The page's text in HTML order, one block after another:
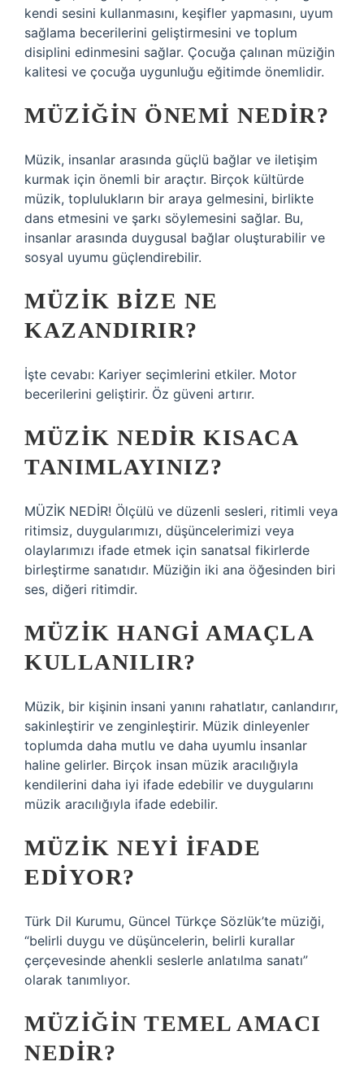
kendi sesini kullanmasını, keşifler yapmasını, uyum
sağlama becerilerini geliştirmesini ve toplum
disiplini edinmesini sağlar. Çocuğa çalınan müziğin
kalitesi ve çocuğa uygunluğu eğitimde önemlidir.
MÜZIĞIN ÖNEMI NEDIR?
Müzik, insanlar arasında güçlü bağlar ve iletişim
kurmak için önemli bir araçtır. Birçok kültürde
müzik, toplulukların bir araya gelmesini, birlikte
dans etmesini ve şarkı söylemesini sağlar. Bu,
insanlar arasında duygusal bağlar oluşturabilir ve
sosyal uyumu güçlendirebilir.
MÜZIK BIZE NE
KAZANDIRIR?
İşte cevabı: Kariyer seçimlerini etkiler. Motor
becerilerini geliştirir. Öz güveni artırır.
MÜZIK NEDIR KISACA
TANIMLAYINIZ?
MÜZİK NEDİR! Ölçülü ve düzenli sesleri, ritimli veya
ritimsiz, duygularımızı, düşüncelerimizi veya
olaylarımızı ifade etmek için sanatsal fikirlerde
birleştirme sanatıdır. Müziğin iki ana öğesinden biri
ses, diğeri ritimdir.
MÜZIK HANGI AMAÇLA
KULLANILIR?
Müzik, bir kişinin insani yanını rahatlatır, canlandırır,
sakinleştirir ve zenginleştirir. Müzik dinleyenler
toplumda daha mutlu ve daha uyumlu insanlar
haline gelirler. Birçok insan müzik aracılığıyla
kendilerini daha iyi ifade edebilir ve duygularını
müzik aracılığıyla ifade edebilir.
MÜZIK NEYI IFADE
EDIYOR?
Türk Dil Kurumu, Güncel Türkçe Sözlük’te müziği,
“belirli duygu ve düşüncelerin, belirli kurallar
çerçevesinde ahenkli seslerle anlatılma sanatı”
olarak tanımlıyor.
MÜZIĞIN TEMEL AMACI
NEDIR?